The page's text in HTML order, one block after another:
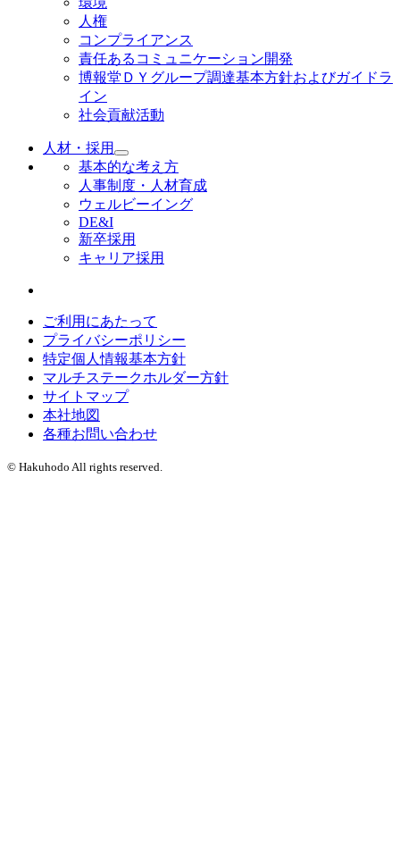
人権
コンプライアンス
責任あるコミュニケーション開発
博報堂ＤＹグループ調達基本方針およびガイドラ
イン
社会貢献活動
人材・採用
基本的な考え方
人事制度・人材育成
ウェルビーイング
DE&I
新卒採用
キャリア採用
ご利用にあたって
プライバシーポリシー
特定個人情報基本方針
マルチステークホルダー方針
サイトマップ
本社地図
各種お問い合わせ
© Hakuhodo All rights reserved.